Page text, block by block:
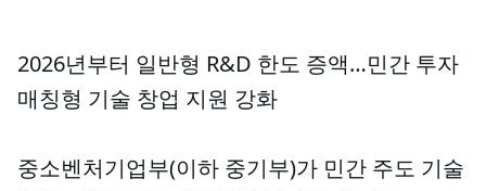
2026년부터 일반형 R&D 한도 증액…민간 투자
매칭형 기술 창업 지원 강화
중소벤처기업부(이하 중기부)가 민간 주도 기술